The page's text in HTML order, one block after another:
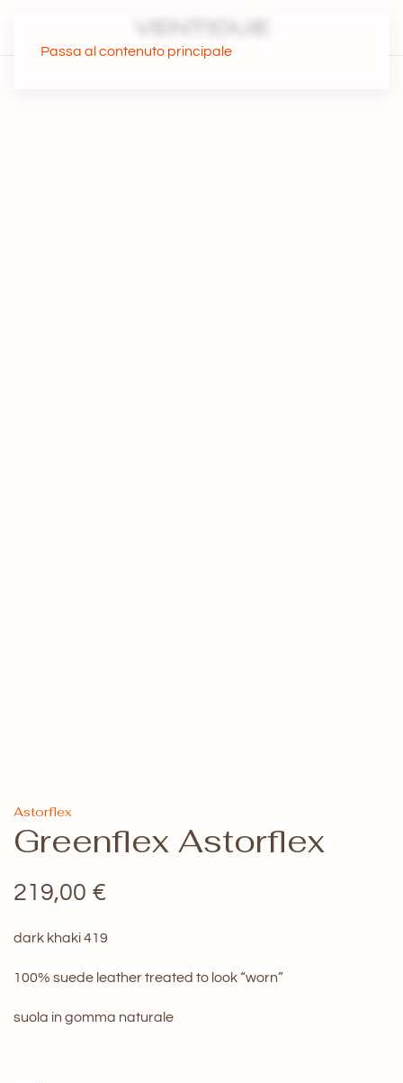
Passa al contenuto principale
Astorflex
Greenflex Astorflex
219,00 €
dark khaki 419
100% suede leather treated to look “worn”
suola in gomma naturale